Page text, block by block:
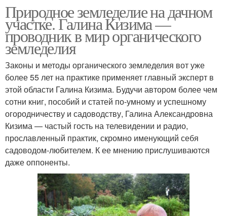
Природное земледелие на дачном
участке. Галина Кизима —
проводник в мир органического
земледелия
Законы и методы органического земледелия вот уже
более 55 лет на практике применяет главный эксперт в
этой области Галина Кизима. Будучи автором более чем
сотни книг, пособий и статей по-умному и успешному
огородничеству и садоводству, Галина Александровна
Кизима — частый гость на телевидении и радио,
прославленный практик, скромно именующий себя
садоводом-любителем. К ее мнению прислушиваются
даже оппоненты.